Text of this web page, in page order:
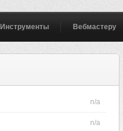
Инструменты Вебмастеру
n/a
n/a